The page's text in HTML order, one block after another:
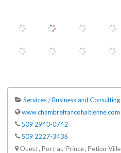
Services / Business and Consulting
www.chambrefrancohaitienne.com
509 2940-0742
509 2227-3436
Ouest , Port-au-Prince , Petion-Ville